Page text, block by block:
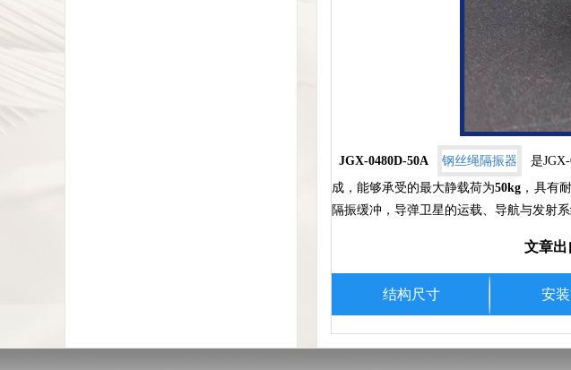
JGX-0480D-50A 钢丝绳隔振器 是
成，能够承受的最大静载荷为50kg ，具有
隔振缓冲，导弹卫星的运载、导航与发射
文章出
结构尺寸 安